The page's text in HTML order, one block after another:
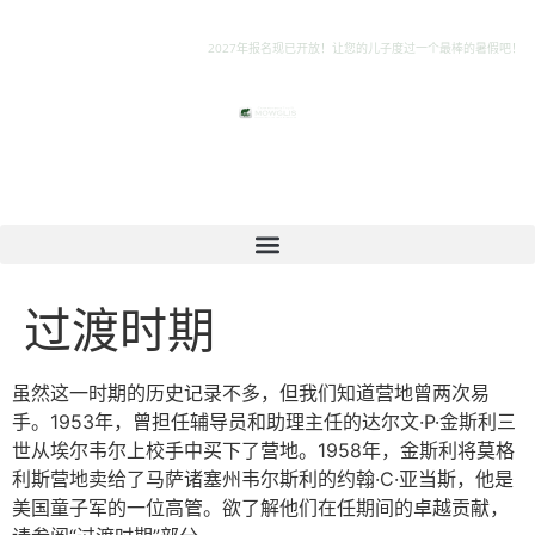
2027年报名现已开放！让您的儿子度过一个最棒的暑假吧！
过渡时期
虽然这一时期的历史记录不多，但我们知道营地曾两次易
手。1953年，曾担任辅导员和助理主任的达尔文·P·金斯利三
世从埃尔韦尔上校手中买下了营地。1958年，金斯利将莫格
利斯营地卖给了马萨诸塞州韦尔斯利的约翰·C·亚当斯，他是
美国童子军的一位高管。欲了解他们在任期间的卓越贡献，